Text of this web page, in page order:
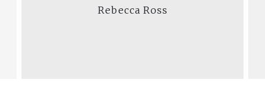
Rebecca Ross